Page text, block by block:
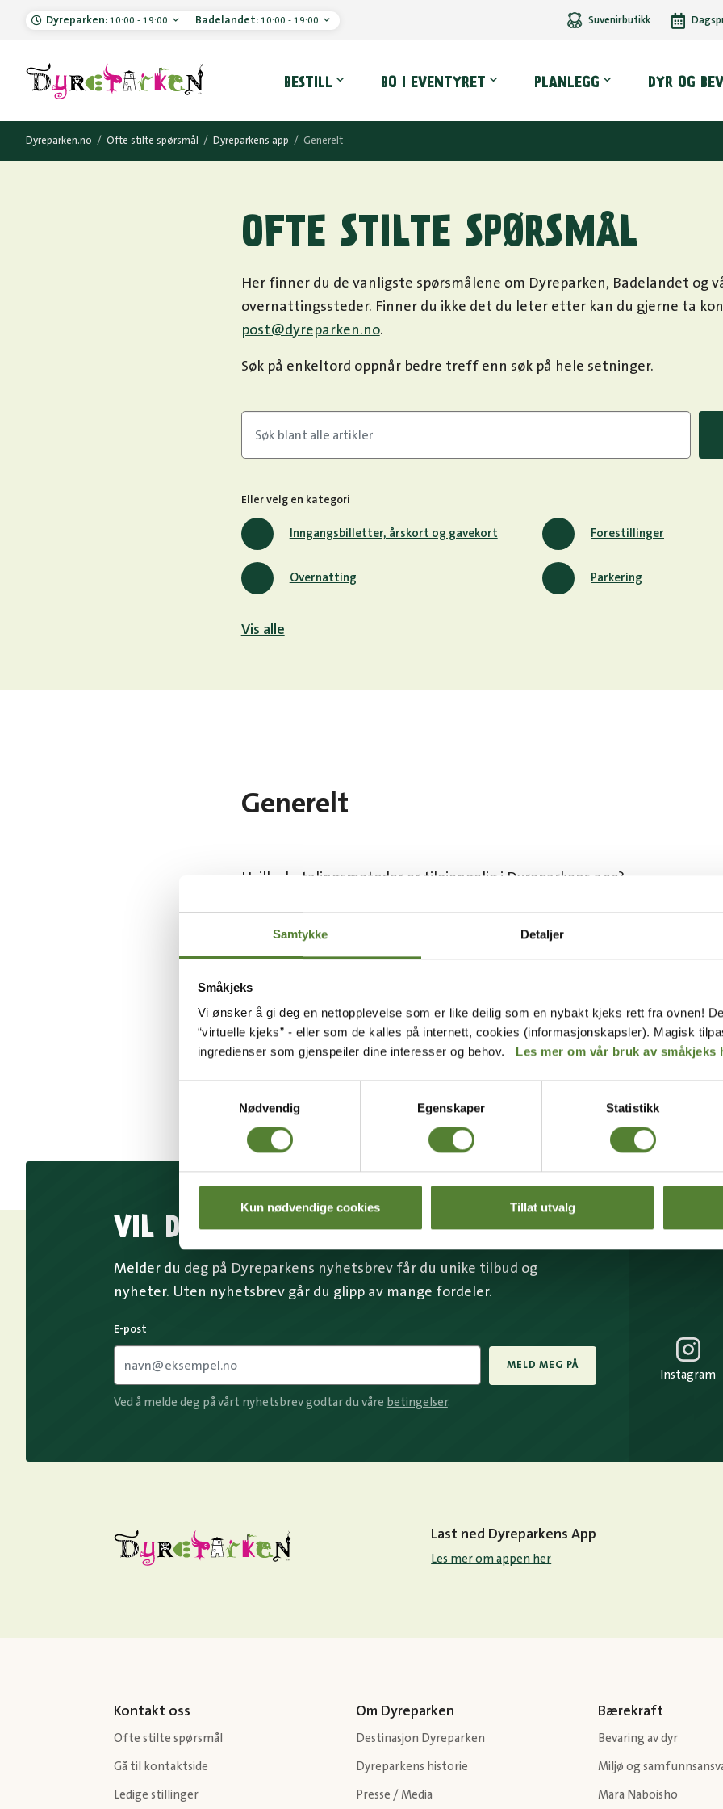
Samtykke Detaljer
Småkjeks
Vi ønsker å gi deg en nettopplevelse som er like deilig som en nybakt kjeks rett fra ovnen!
“virtuelle kjeks” - eller som de kalles på internett, cookies (informasjonskapsler). Magisk
ingredienser som gjenspeiler dine interesser og behov. Les mer om vår bruk av småkjeks
Nødvendig
Egenskaper Statistikk
Kun nødvendige cookies Tillat utvalg
Dyreparken: 10:00 - 19:00 Badelandet: 10:00 - 19:00 Suvenirbutikk
BESTILL BO I EVENTYRET PLANLEGG DYR OG
Dyreparken.no / Ofte stilte spørsmål / Dyreparkens app / Generelt
OFTE STILTE SPØRSMÅL
Her finner du de vanligste spørsmålene om Dyreparken, Badelandet og
overnattingssteder. Finner du ikke det du leter etter kan du gjerne ta
post@dyreparken.no.
Søk på enkeltord oppnår bedre treff enn søk på hele setninger.
Eller velg en kategori
Inngangsbilletter, årskort og gavekort Forestillinger
Overnatting Parkering
Vis alle
Generelt
Hvilke betalingsmetoder er tilgjengelig i Dyreparkens app?
Hvordan logger jeg inn i Dyreparkens app?
Hvilke rabatter gis i appen til årskortholderne?
Er Dyreparkens app gratis?
VIL DU HA NYHETSBREV FRA OSS?
Melder du deg på Dyreparkens nyhetsbrev får du unike tilbud og
nyheter. Uten nyhetsbrev går du glipp av mange fordeler.
E-post
MELD MEG PÅ
Ved å melde deg på vårt nyhetsbrev godtar du våre betingelser.
Instagram
Last ned Dyreparkens App
Les mer om appen her
Kontakt oss
Ofte stilte spørsmål
Gå til kontaktside
Ledige stillinger
Om Dyreparken
Destinasjon Dyreparken
Dyreparkens historie
Presse / Media
Bærekraft
Bevaring av dyr
Miljø og
Mara Naboisho